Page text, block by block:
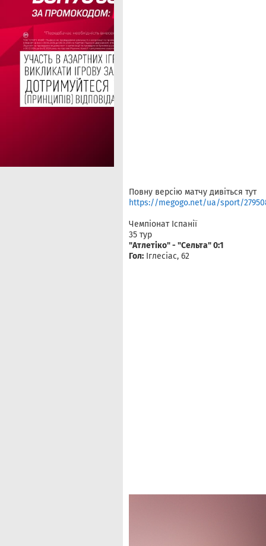
Повну версію матчу дивіться тут
https://megogo.net/ua/sport/
Чемпіонат Іспанії
35 тур
"Атлетіко" - "Сельта" 0:1
Гол: Іглесіас, 62